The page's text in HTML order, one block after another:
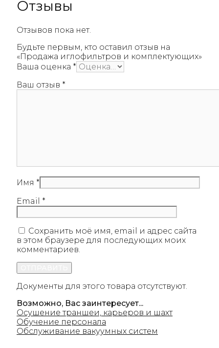
Отзывы
Отзывов пока нет.
Будьте первым, кто оставил отзыв на
«Продажа иглофильтров и комплектующих»
Ваша оценка *
Ваш отзыв *
Имя *
Email *
Сохранить моё имя, email и адрес сайта
в этом браузере для последующих моих
комментариев.
Документы для этого товара отсутствуют.
Возможно, Вас заинтересует...
Осушение траншеи, карьеров и шахт
Обучение персонала
Обслуживание вакуумных систем